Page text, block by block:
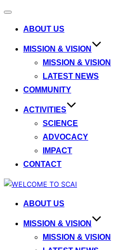
Toggle
ABOUT US
MISSION & VISION
MISSION & VISION
LATEST NEWS
COMMUNITY
ACTIVITIES
SCIENCE
ADVOCACY
IMPACT
CONTACT
Skip
contentABOUT US
MISSION & VISION
MISSION & VISION